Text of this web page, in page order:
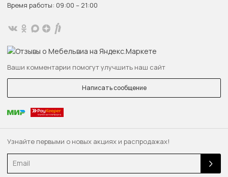
Узнайте первыми о новых акциях и распродажах!
Email
Время работы: 09:00 – 21:00
Ваши комментарии помогут улучшить наш сайт
Написать сообщение